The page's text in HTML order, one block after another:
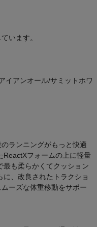
います。
イアンオール/サミットホワ
ランニングがもっと快適
ReactXフォームの上に軽量
も柔らかくてクッション
、改良されたトラクショ
ーズな体重移動をサポー